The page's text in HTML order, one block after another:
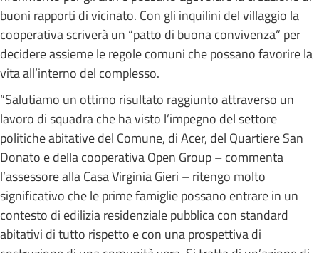
buoni rapporti di vicinato. Con gli inquilini del villaggio la
cooperativa scriverà un “patto di buona convivenza” per
decidere assieme le regole comuni che possano favorire la
vita all’interno del complesso.
“Salutiamo un ottimo risultato raggiunto attraverso un
lavoro di squadra che ha visto l’impegno del settore
politiche abitative del Comune, di Acer, del Quartiere San
Donato e della cooperativa Open Group – commenta
l’assessore alla Casa Virginia Gieri – ritengo molto
significativo che le prime famiglie possano entrare in un
contesto di edilizia residenziale pubblica con standard
abitativi di tutto rispetto e con una prospettiva di